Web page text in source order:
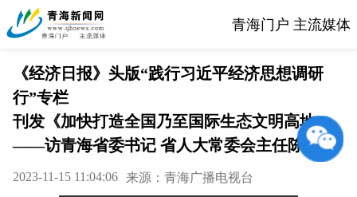
青海门户 主流媒体
《经济日报》头版“践行习近平经济思想调研
行”专栏
刊发《加快打造全国乃至国际生态文明高地
——访青海省委书记 省人大常委会主任陈刚》
2023-11-15 11:04:06 来源：青海广播电视台